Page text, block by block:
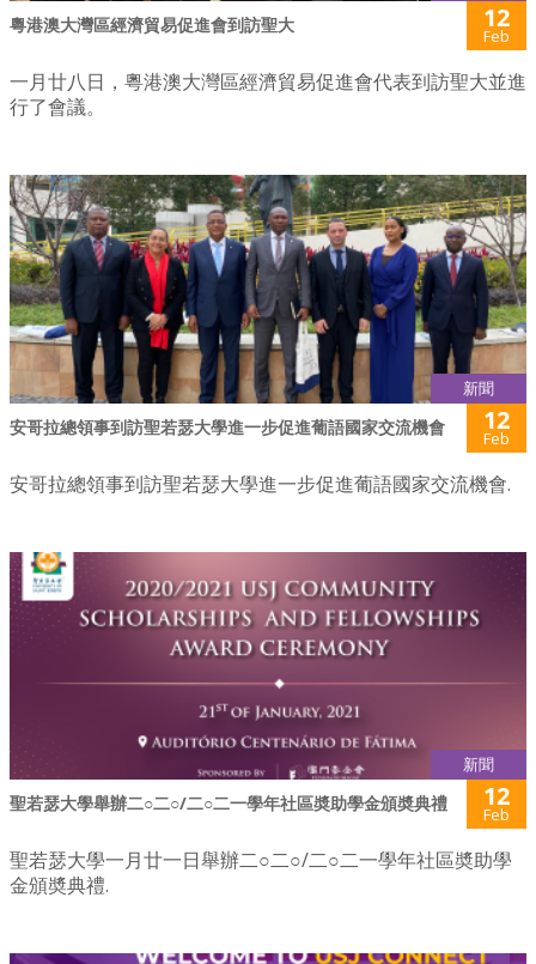
粵港澳大灣區經濟貿易促進會到訪聖大 12
Feb
一月廿八日，粵港澳大灣區經濟貿易促進會代表到訪聖大並進
行了會議。
新聞
安哥拉總領事到訪聖若瑟大學進一步促進葡語國家交流機會 12
Feb
安哥拉總領事到訪聖若瑟大學進一步促進葡語國家交流機會.
新聞
聖若瑟大學舉辦二○二○/二○二一學年社區奬助學金頒奬典禮 12
Feb
聖若瑟大學一月廿一日舉辦二○二○/二○二一學年社區奬助學
金頒奬典禮.